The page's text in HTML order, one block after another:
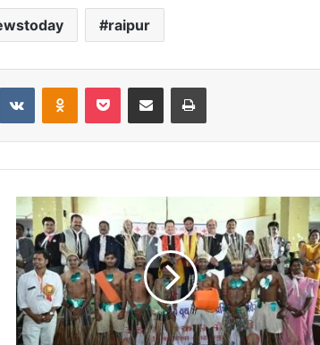
raipur
VKontakteOdnoklassniki
Pocket Share via Email Print